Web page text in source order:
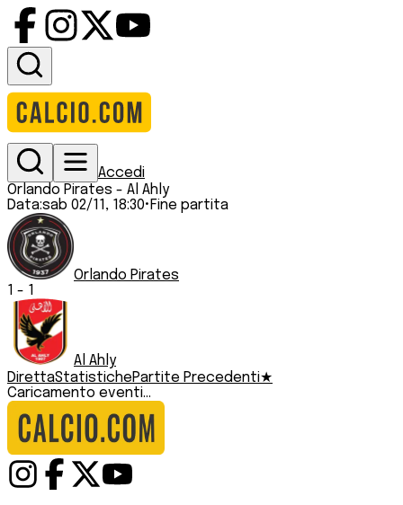
Accedi
Orlando Pirates - Al Ahly
Data:sab 02/11, 18:30• Fine partita
Orlando Pirates
1 - 1
Al Ahly
DirettaStatistichePartite Precedenti★
Caricamento eventi...